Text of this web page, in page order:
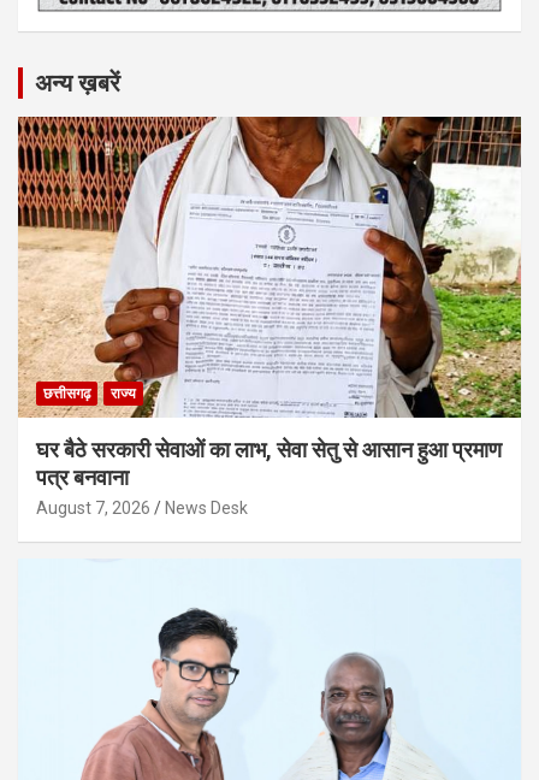
अन्य ख़बरें
छत्तीसगढ़ राज्य
घर बैठे सरकारी सेवाओं का लाभ, सेवा सेतु से आसान हुआ प्रमाण
पत्र बनवाना
August 7, 2026 News Desk